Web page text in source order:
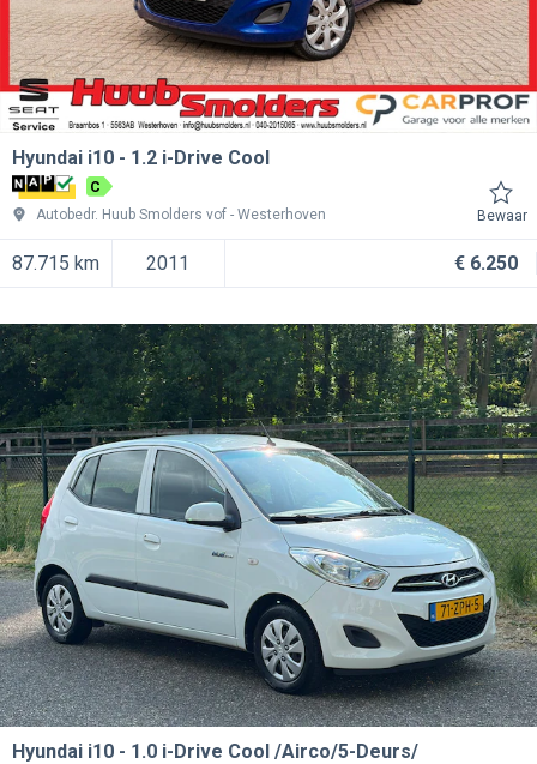
Hyundai i10 1.2 i-Drive Cool
C
Autobedr. Huub Smolders vof
Westerhoven Bewaar
87.715 km 2011 € 6.250
Hyundai i10 1.0 i-Drive Cool /Airco/5-Deurs/